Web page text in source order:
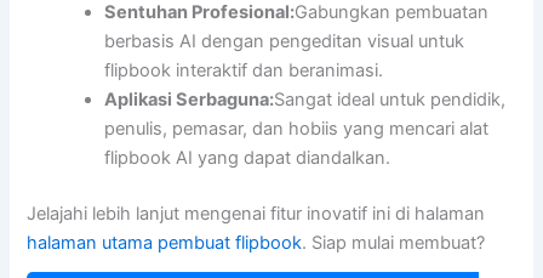
Sentuhan Profesional:Gabungkan pembuatan
berbasis AI dengan pengeditan visual untuk
flipbook interaktif dan beranimasi.
Aplikasi Serbaguna:Sangat ideal untuk pendidik,
penulis, pemasar, dan hobiis yang mencari alat
flipbook AI yang dapat diandalkan.
Jelajahi lebih lanjut mengenai fitur inovatif ini di halaman
halaman utama pembuat flipbook. Siap mulai membuat?